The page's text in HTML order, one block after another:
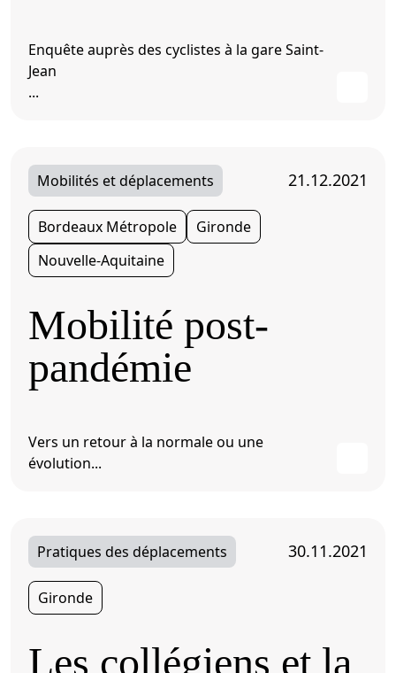
Enquête auprès des cyclistes à la gare Saint-
Jean
...
Mobilités et déplacements 21.12.2021
Bordeaux Métropole
Gironde
Nouvelle-Aquitaine
Mobilité post-
pandémie
Vers un retour à la normale ou une
évolution...
Pratiques des déplacements 30.11.2021
Gironde
Les collégiens et la